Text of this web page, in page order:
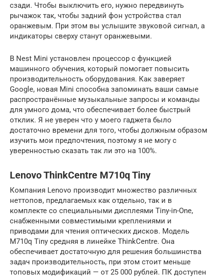
сзади. Чтобы выключить его, нужно передвинуть
рычажок так, чтобы задний фон устройства стал
оранжевым. При этом вы услышите звуковой сигнал, а
индикаторы сверху станут оранжевыми.
В Nest Mini установлен процессор с функцией
машинного обучения, который помогает повысить
производительность оборудования. Как заверяет
Google, новая Mini способна запоминать ваши самые
распространённые музыкальные запросы и команды
для умного дома, что обеспечивает более быстрый
отклик. Я не уверен что у моего гаджета было
достаточно времени для того, чтобы должным образом
изучить мои предпочтения, поэтому я не могу с
уверенностью сказать так ли это на 100%.
Lenovo ThinkCentre M710q Tiny
Компания Lenovo производит множество различных
неттопов, предлагаемых как отдельно, так и в
комплекте со специальными дисплеями Tiny-in-One,
снабженными совместимыми креплениями и
приводами для чтения оптических дисков. Модель
M710q Tiny средняя в линейке ThinkCentre. Она
обеспечивает достаточную для решения большинства
задач производительность, при этом стоит меньше
топовых модификаций — от 25 000 рублей. ПК доступен